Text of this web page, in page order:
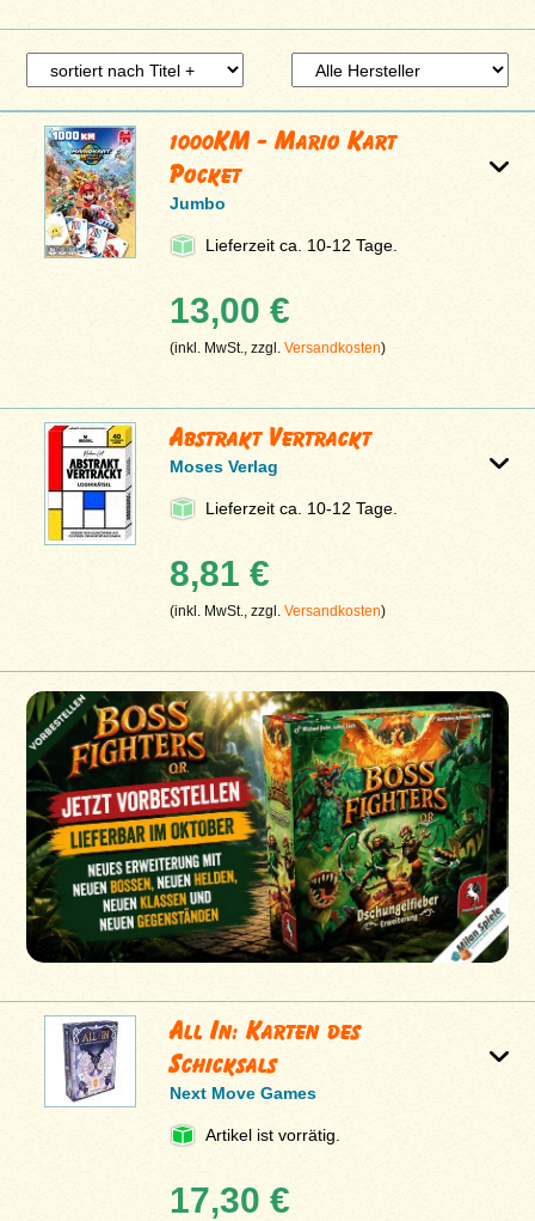
1000KM - Mario Kart
Pocket
Jumbo
Lieferzeit ca. 10-12 Tage.
13,00 €
(inkl. MwSt., zzgl.Versandkosten)
Abstrakt Vertrackt
Moses Verlag
Lieferzeit ca. 10-12 Tage.
8,81 €
(inkl. MwSt., zzgl.Versandkosten)
All In: Karten des
Schicksals
Next Move Games
Artikel ist vorrätig.
17,30 €